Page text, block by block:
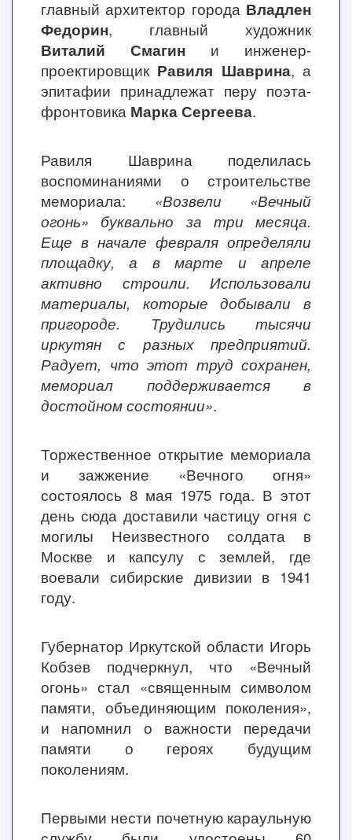
главный архитектор города Владлен
Федорин, главный художник
Виталий Смагин и инженер-
проектировщик Равиля Шаврина, а
эпитафии принадлежат перу поэта-
фронтовика Марка Сергеева.
Равиля Шаврина поделилась
воспоминаниями о строительстве
мемориала: «Возвели «Вечный
огонь» буквально за три месяца.
Еще в начале февраля определяли
площадку, а в марте и апреле
активно строили. Использовали
материалы, которые добывали в
пригороде. Трудились тысячи
иркутян с разных предприятий.
Радует, что этот труд сохранен,
мемориал поддерживается в
достойном состоянии».
Торжественное открытие мемориала
и зажжение «Вечного огня»
состоялось 8 мая 1975 года. В этот
день сюда доставили частицу огня с
могилы Неизвестного солдата в
Москве и капсулу с землей, где
воевали сибирские дивизии в 1941
году.
Губернатор Иркутской области Игорь
Кобзев подчеркнул, что «Вечный
огонь» стал «священным символом
памяти, объединяющим поколения»,
и напомнил о важности передачи
памяти о героях будущим
поколениям.
Первыми нести почетную караульную